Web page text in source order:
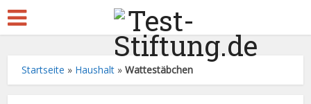
Startseite » Haushalt »Wattestäbchen